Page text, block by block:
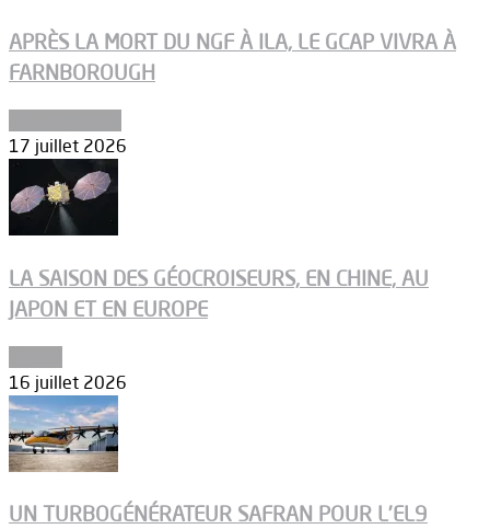
APRÈS LA MORT DU NGF À ILA, LE GCAP VIVRA À
FARNBOROUGH
17 juillet 2026
LA SAISON DES GÉOCROISEURS, EN CHINE, AU
JAPON ET EN EUROPE
16 juillet 2026
UN TURBOGÉNÉRATEUR SAFRAN POUR L’EL9